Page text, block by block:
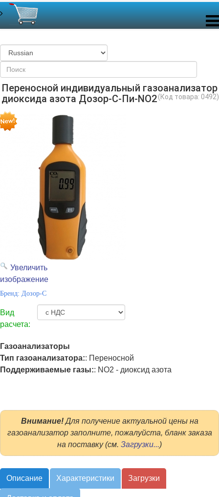
Переносной индивидуальный газоанализатор
диоксида азота Дозор-С-Пи-NO2 (Код товара: 0492)
Увеличить
изображение
Бренд: Дозор-С
Вид
расчета:
Газоанализаторы
Тип газоанализатора:: Переносной
Поддерживаемые газы:: NO2 - диоксид азота
Внимание!Для получение актуальной цены на
газоанализатор заполните, пожалуйста, бланк заказа
на поставку (см. Загрузки...)
Описание Характеристики Загрузки